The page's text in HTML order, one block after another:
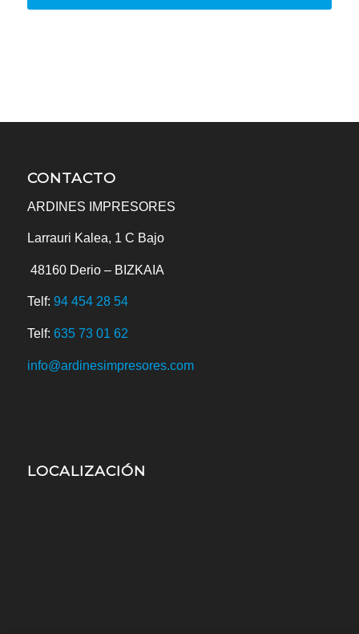
CONTACTO
ARDINES IMPRESORES
Larrauri Kalea, 1 C Bajo
48160 Derio – BIZKAIA
Telf: 94 454 28 54
Telf: 635 73 01 62
info@ardinesimpresores.com
LOCALIZACIÓN